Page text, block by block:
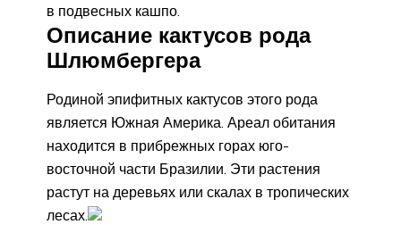
в подвесных кашпо.
Описание кактусов рода
Шлюмбергера
Родиной эпифитных кактусов этого рода
является Южная Америка. Ареал обитания
находится в прибрежных горах юго-
восточной части Бразилии. Эти растения
растут на деревьях или скалах в тропических
лесах.